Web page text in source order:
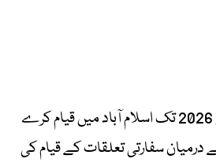
چینی وفد 20 اور 21 مئی 2026 تک اسلام آباد میں قیام کرے
درمیان سفارتی تعلقات کے قیام کی